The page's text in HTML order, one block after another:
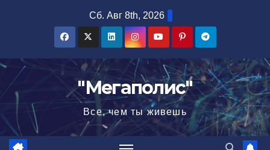
Сб. Авг 8th, 2026
"Мегаполис"
Все, чем ты живешь